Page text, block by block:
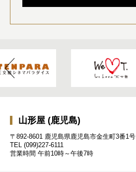
山形屋 (鹿児島)
〒892-8601 鹿児島県鹿児島市金生町3番1号
TEL (099)227-6111
営業時間 午前10時～午後7時